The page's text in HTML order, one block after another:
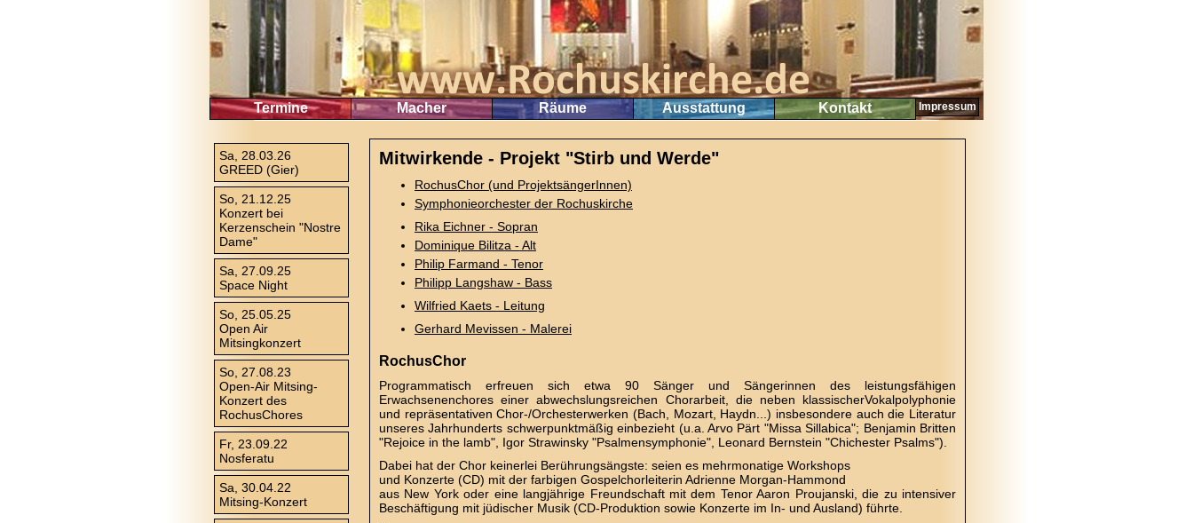
Termine Macher Räume Ausstattung Kontakt Impressum
Sa, 28.03.26
GREED (Gier)
So, 21.12.25
Konzert bei
Kerzenschein "Nostre
Dame"
Sa, 27.09.25
Space Night
So, 25.05.25
Open Air
Mitsingkonzert
So, 27.08.23
Open-Air Mitsing-
Konzert des
RochusChores
Fr, 23.09.22
Nosferatu
Sa, 30.04.22
Mitsing-Konzert
Mitwirkende - Projekt "Stirb und Werde"
RochusChor (und ProjektsängerInnen)
Symphonieorchester der Rochuskirche
Rika Eichner - Sopran
Dominique Bilitza - Alt
Philip Farmand - Tenor
Philipp Langshaw - Bass
Wilfried Kaets - Leitung
Gerhard Mevissen - Malerei
RochusChor
Programmatisch erfreuen sich etwa 90 Sänger und Sängerinnen des leistungsfähigen
Erwachsenenchores einer abwechslungsreichen Chorarbeit, die neben klassischerVokalpolyphonie
und repräsentativen Chor-/Orchesterwerken (Bach, Mozart, Haydn...) insbesondere auch die Literatur
unseres Jahrhunderts schwerpunktmäßig einbezieht (u.a. Arvo Pärt "Missa Sillabica"; Benjamin Britten
"Rejoice in the lamb", Igor Strawinsky "Psalmensymphonie", Leonard Bernstein "Chichester Psalms").
Dabei hat der Chor keinerlei Berührungsängste: seien es mehrmonatige Workshops
und Konzerte (CD) mit der farbigen Gospelchorleiterin Adrienne Morgan-Hammond
aus New York oder eine langjährige Freundschaft mit dem Tenor Aaron Proujanski, die zu intensiver
Beschäftigung mit jüdischer Musik (CD-Produktion sowie Konzerte im In- und Ausland) führte.